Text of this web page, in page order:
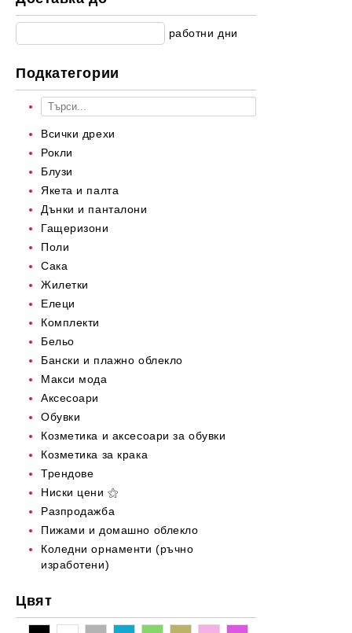
За прохождане
Мрежести/Прозиращи материи
Коледа
работни дни
Подкатегории
Всички дрехи
Рокли
Блузи
Якета и палта
Дънки и панталони
Гащеризони
Поли
Сака
Жилетки
Елеци
Комплекти
Бельо
Бански и плажно облекло
Макси мода
Аксесоари
Обувки
Козметика и аксесоари за обувки
Козметика за крака
Трендове
Ниски цени ⚝
Разпродажба
Пижами и домашно облекло
Коледни орнаменти (ръчно
изработени)
Цвят